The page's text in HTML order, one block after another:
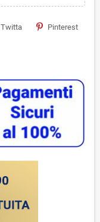
Twitta Pinterest